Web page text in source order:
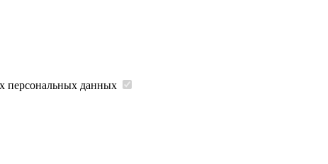
персональных данных